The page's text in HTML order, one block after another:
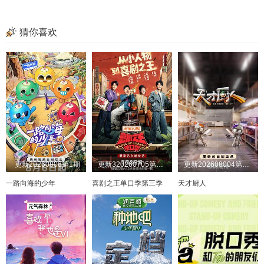
猜你喜欢
更新20260806第1期
一路向海的少年
更新320260705第1期加更
喜剧之王单口季第三季
更新202608004第8期吃播直拍
天才厨人